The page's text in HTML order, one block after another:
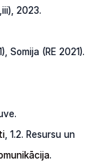
2023.
Somija (RE 2021).
1.2. Resursu un
.